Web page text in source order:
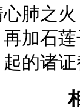
肺之
加石
起的诸